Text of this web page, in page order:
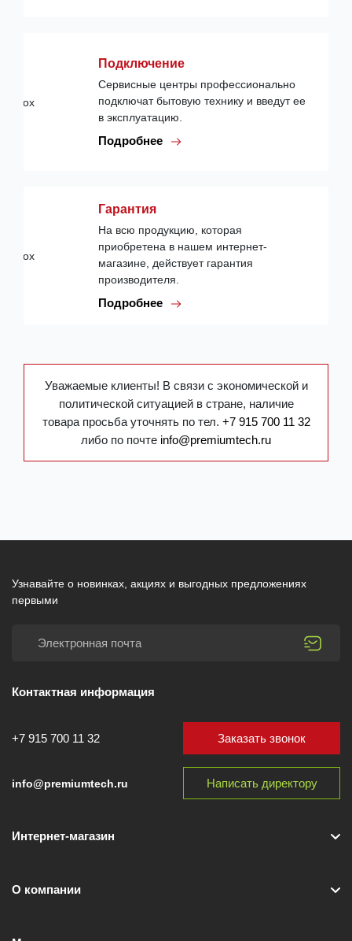
Подключение
Сервисные центры профессионально
подключат бытовую технику и введут ее
в эксплуатацию.
Подробнее
Гарантия
На всю продукцию, которая
приобретена в нашем интернет-
магазине, действует гарантия
производителя.
Подробнее
Уважаемые клиенты! В связи с экономической и
политической ситуацией в стране, наличие
товара просьба уточнять по тел. +7 915 700 11 32
либо по почте info@premiumtech.ru
Узнавайте о новинках, акциях и выгодных предложениях
первыми
Контактная информация
+7 915 700 11 32
info@premiumtech.ru
Заказать звонок
Написать директору
Интернет-магазин
О компании